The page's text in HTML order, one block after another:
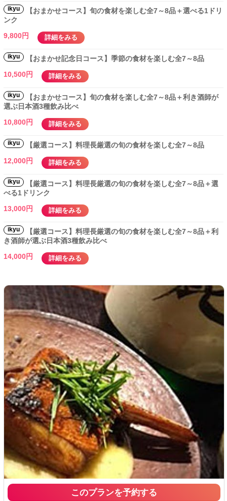
ikyu
【おまかせコース】旬の食材を楽しむ全7～8品＋選べる1ドリ
ンク
9,800円
詳細をみる
ikyu
【おまかせ記念日コース】季節の食材を楽しむ全7～8品
10,500円
詳細をみる
ikyu
【おまかせコース】旬の食材を楽しむ全7～8品＋利き酒師が
選ぶ日本酒3種飲み比べ
10,800円
詳細をみる
ikyu
【厳選コース】料理長厳選の旬の食材を楽しむ全7～8品
12,000円
詳細をみる
ikyu
【厳選コース】料理長厳選の旬の食材を楽しむ全7～8品＋選
べる1ドリンク
13,000円
詳細をみる
ikyu
【厳選コース】料理長厳選の旬の食材を楽しむ全7～8品＋利
き酒師が選ぶ日本酒3種飲み比べ
14,000円
詳細をみる
このプランを予約する